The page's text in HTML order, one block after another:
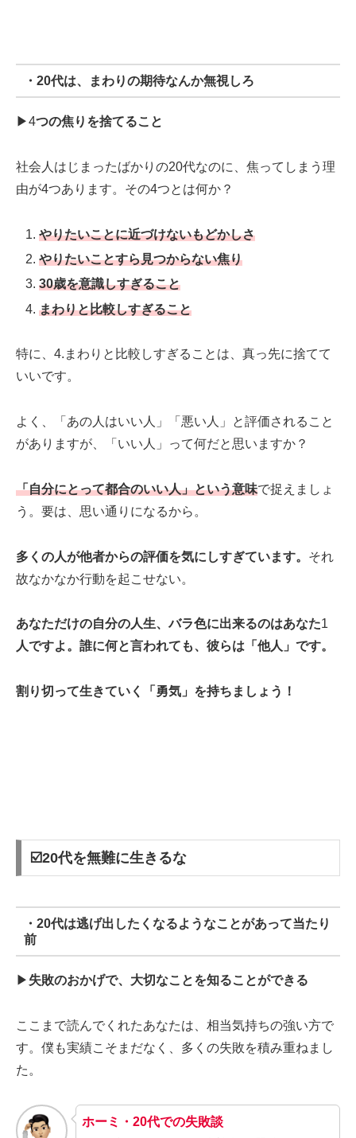
・20代は、まわりの期待なんか無視しろ
▶︎4つの焦りを捨てること
社会人はじまったばかりの20代なのに、焦ってしまう理
由が4つあります。その4つとは何か？
やりたいことに近づけないもどかしさ
やりたいことすら見つからない焦り
30歳を意識しすぎること
まわりと比較しすぎること
特に、4.まわりと比較しすぎることは、真っ先に捨てて
いいです。
よく、「あの人はいい人」「悪い人」と評価されること
がありますが、「いい人」って何だと思いますか？
「自分にとって都合のいい人」という意味で捉えましょ
う。要は、思い通りになるから。
多くの人が他者からの評価を気にしすぎています。 それ
故なかなか行動を起こせない。
あなただけの自分の人生、バラ色に出来るのはあなた1
人ですよ。誰に何と言われても、彼らは「他人」です。
割り切って生きていく「勇気」を持ちましょう！
☑️20代を無難に生きるな
・20代は逃げ出したくなるようなことがあって当たり
前
▶︎ 失敗のおかげで、大切なことを知ることができる
ここまで読んでくれたあなたは、相当気持ちの強い方で
す。僕も実績こそまだなく、多くの失敗を積み重ねまし
た。
ホーミ・20代での失敗談